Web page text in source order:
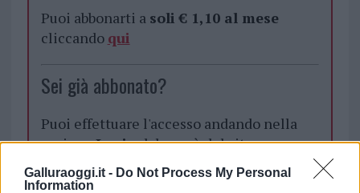
Galluraoggi.it - Do Not Process My Personal
Information
Puoi abbonarti a soli € 1,10 al mese
cliccando qui
Sei già abbonato?
Puoi effettuare l'accesso andando nella
sezioneLogindal menù del sito o
cliccando
qui